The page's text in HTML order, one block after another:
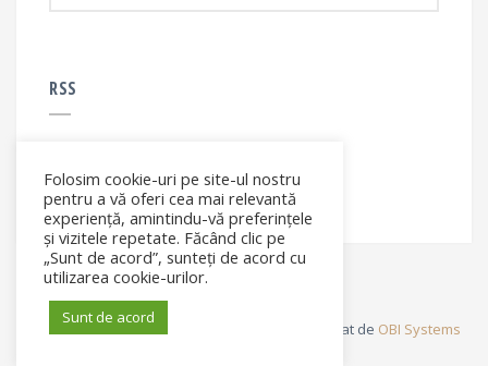
RSS
RSS - articole
© Elena Filip. All rights reserved ® - Site dezvoltat de OBI Systems
Folosim cookie-uri pe site-ul nostru
pentru a vă oferi cea mai relevantă
experiență, amintindu-vă preferințele
și vizitele repetate. Făcând clic pe
„Sunt de acord”, sunteți de acord cu
utilizarea cookie-urilor.
Sunt de acord